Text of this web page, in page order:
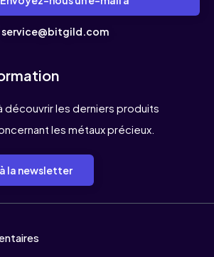
service@bitgild.com
découvrir les derniers produits
les métaux précieux.
la newsletter